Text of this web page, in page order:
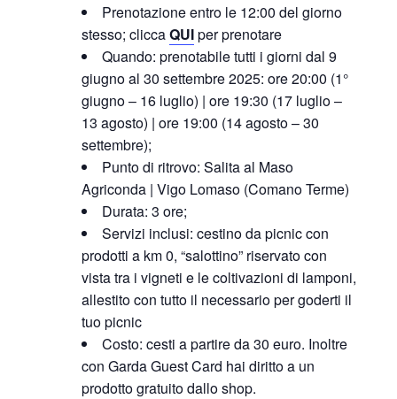
Prenotazione entro le 12:00 del giorno
stesso; cliccaQUIper prenotare
Quando: prenotabile tutti i giorni dal 9
giugno al 30 settembre 2025: ore 20:00 (1°
giugno – 16 luglio) | ore 19:30 (17 luglio –
13 agosto) | ore 19:00 (14 agosto – 30
settembre);
Punto di ritrovo: Salita al Maso
Agriconda | Vigo Lomaso (Comano Terme)
Durata: 3 ore;
Servizi inclusi: cestino da picnic con
prodotti a km 0, “salottino” riservato con
vista tra i vigneti e le coltivazioni di lamponi,
allestito con tutto il necessario per goderti il
tuo picnic
Costo: cesti a partire da 30 euro. Inoltre
con Garda Guest Card hai diritto a un
prodotto gratuito dallo shop.